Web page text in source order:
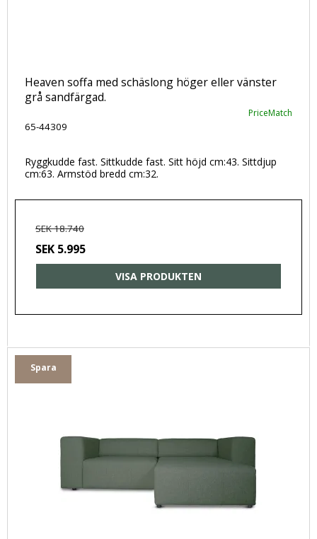
Heaven soffa med schäslong höger eller vänster
grå sandfärgad.
PriceMatch
65-44309
Ryggkudde fast. Sittkudde fast. Sitt höjd cm:43. Sittdjup
cm:63. Armstöd bredd cm:32.
SEK 18.740
SEK 5.995
VISA PRODUKTEN
Spara